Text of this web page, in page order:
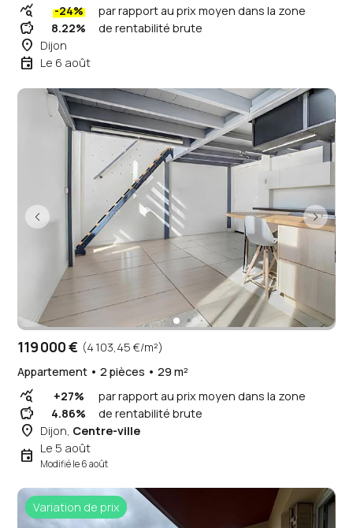
query_stats -24% par rapport au prix moyen dans la zone
savings 8.22% de rentabilité brute
place Dijon
event Le 6 août
119 000 € (4 103,45 €/m²)
Appartement • 2 pièces • 29 m²
query_stats +27% par rapport au prix moyen dans la zone
savings 4.86% de rentabilité brute
place Dijon, Centre-ville
event Le 5 août
Modifié le 6 août
Variation de prix